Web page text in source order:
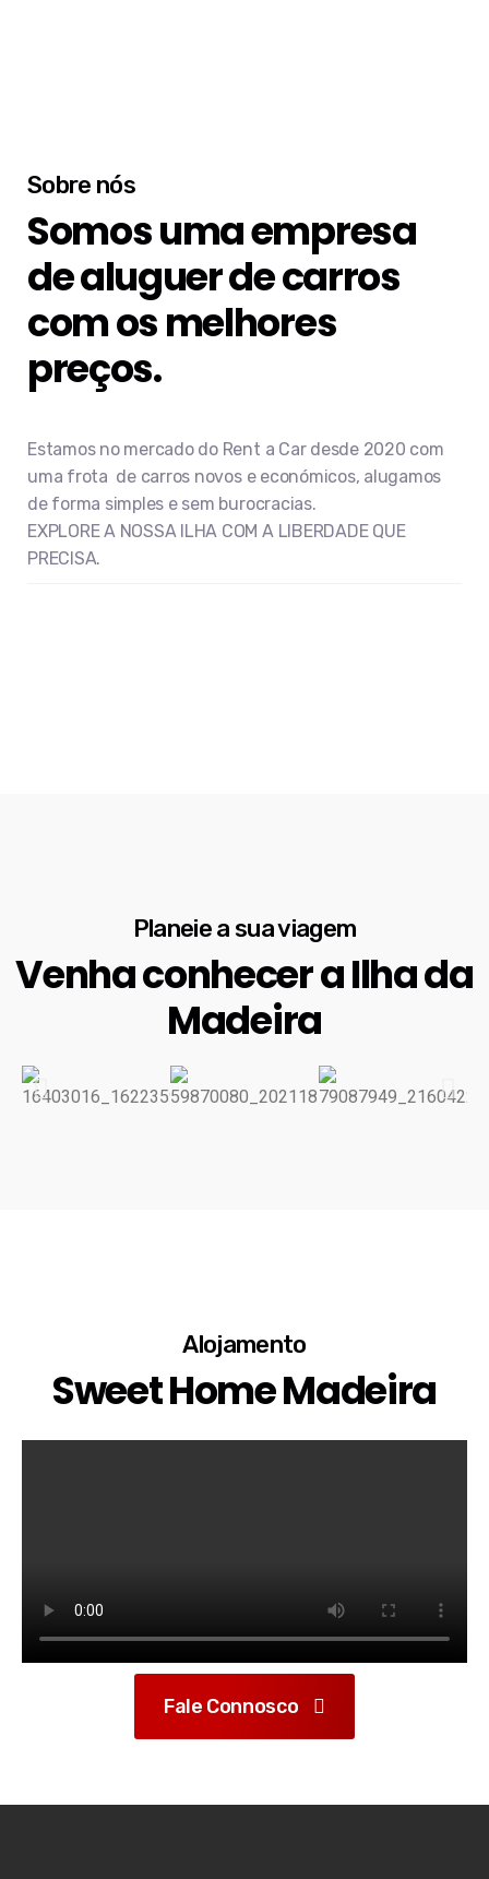
Sobre nós
Somos uma empresa
de aluguer de carros
com os melhores
preços.
Estamos no mercado do Rent a Car desde 2020 com
uma frota de carros novos e económicos, alugamos
de forma simples e sem burocracias.
EXPLORE A NOSSA ILHA COM A LIBERDADE QUE
PRECISA.
Planeie a sua viagem
Venha conhecer a Ilha da
Madeira
Alojamento
Sweet Home Madeira
Fale Connosco